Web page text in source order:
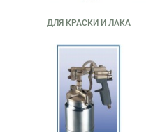
ДЛЯ КРАСКИ И ЛАКА